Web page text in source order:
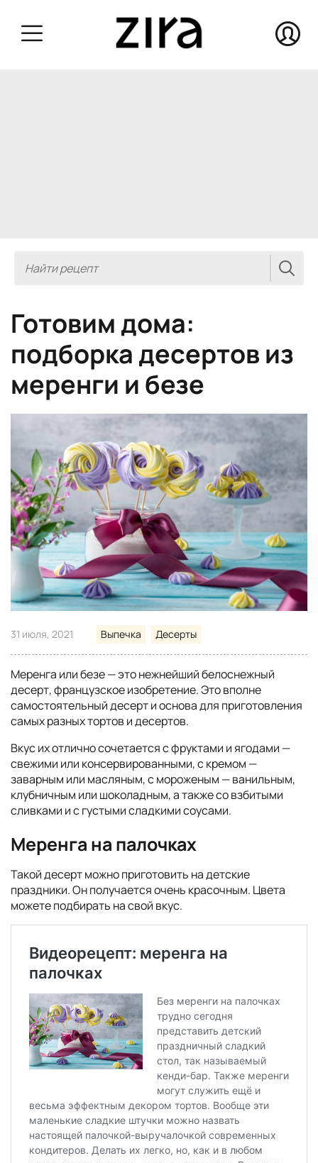
Готовим дома:
подборка десертов из
меренги и безе
31 июля, 2021 Выпечка Десерты
Меренга или безе — это нежнейший белоснежный
десерт, французское изобретение. Это вполне
самостоятельный десерт и основа для приготовления
самых разных тортов и десертов.
Вкус их отлично сочетается с фруктами и ягодами —
свежими или консервированными, с кремом —
заварным или масляным, с мороженым — ванильным,
клубничным или шоколадным, а также со взбитыми
сливками и с густыми сладкими соусами.
Меренга на палочках
Такой десерт можно приготовить на детские
праздники. Он получается очень красочным. Цвета
можете подбирать на свой вкус.